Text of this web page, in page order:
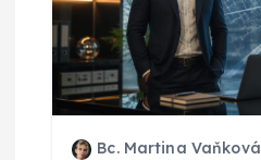
s
p
Bc. Martina Vaňková